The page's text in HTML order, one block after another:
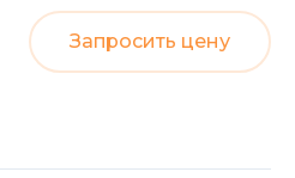
Запросить цену